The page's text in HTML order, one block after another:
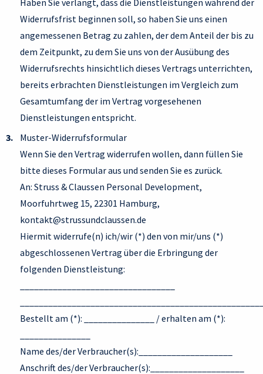
Widerrufsfrist beginnen soll, so haben Sie uns einen
angemessenen Betrag zu zahlen, der dem Anteil der bis zu
dem Zeitpunkt, zu dem Sie uns von der Ausübung des
Widerrufsrechts hinsichtlich dieses Vertrags unterrichten,
bereits erbrachten Dienstleistungen im Vergleich zum
Gesamtumfang der im Vertrag vorgesehenen
Dienstleistungen entspricht.
Muster-Widerrufsformular
Wenn Sie den Vertrag widerrufen wollen, dann füllen Sie
bitte dieses Formular aus und senden Sie es zurück.
An: Struss & Claussen Personal Development,
Moorfuhrtweg 15, 22301 Hamburg,
kontakt@strussundclaussen.de
Hiermit widerrufe(n) ich/wir (*) den von mir/uns (*)
abgeschlossenen Vertrag über die Erbringung der
folgenden Dienstleistung:
Bestellt am (*): _______________ / erhalten am (*):
Name des/der Verbraucher(s):____________________
Anschrift des/der Verbraucher(s):____________________